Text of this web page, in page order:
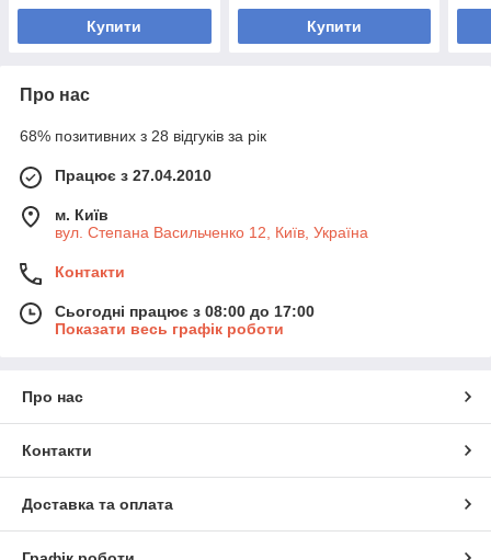
Купити Купити
Про нас
68% позитивних з 28 відгуків за рік
Працює з 27.04.2010
м. Київ
вул. Степана Васильченко 12, Київ, Україна
Контакти
Сьогодні працює з 08:00 до 17:00
Показати весь графік роботи
Про нас
Контакти
Доставка та оплата